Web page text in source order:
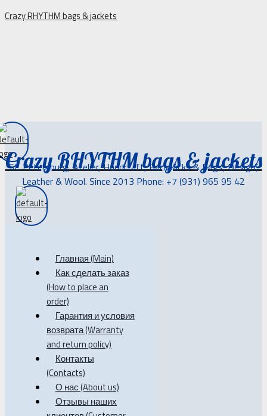
к
Crazy RHYTHM bags & jackets
Crazy RHYTHM bags & jackets
St. Petersburg, Atelier, Handcraft, Backpacks & Bags, Design,
Leather & Wool. Since 2013 Phone: +7 (931) 965 95 42
Главная (Main)
Как сделать заказ
(How to place an
order)
Гарантия и условия
возврата (Warranty
and return policy)
Контакты
(Contacts)
О нас (About us)
Отзывы наших